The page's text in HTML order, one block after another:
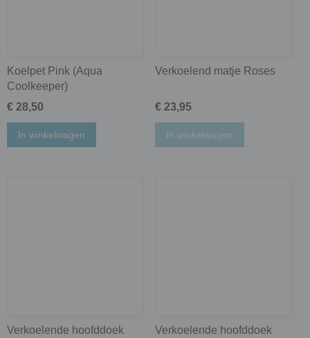
Koelpet Pink (Aqua
Coolkeeper)
€ 28,50
In winkelwagen
Verkoelend matje Roses
€ 23,95
In winkelwagen
Verkoelende hoofddoek
Verkoelende hoofddoek